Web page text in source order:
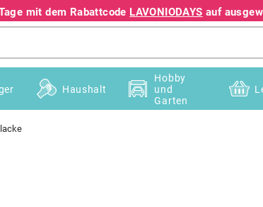
mit dem Rabattcode LAVONIODAYS auf
+49 78195633041
Haushalt
Hobby
und
Garten